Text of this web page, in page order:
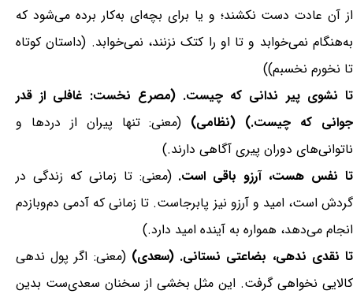
از آن عادت دست نکشند؛ و یا برای بچه‌ای به‌کار برده می‌شود که
به‌هنگام نمی‌خوابد و تا او را کتک نزنند، نمی‌خوابد. (داستان کوتاه
تا نخورم نخسبم))
تا نشوی پیر ندانی که چیست. (مصرع نخست: غافلی از قدر
جوانی که چیست.) (نظامی) (معنی: تنها پیران از دردها و
ناتوانی‌های دوران پیری آگاهی دارند.)
تا نفس هست، آرزو باقی است. (معنی: تا زمانی که زندگی در
گردش است، امید و آرزو نیز پابرجاست. تا زمانی که آدمی دم‌وبازدم
انجام می‌دهد، همواره به آینده امید دارد.)
تا نقدی ندهی، بضاعتی نستانی. (سعدی) (معنی: اگر پول ندهی
کالایی نخواهی گرفت. این مثل بخشی از سخنان سعدی‌ست بدین